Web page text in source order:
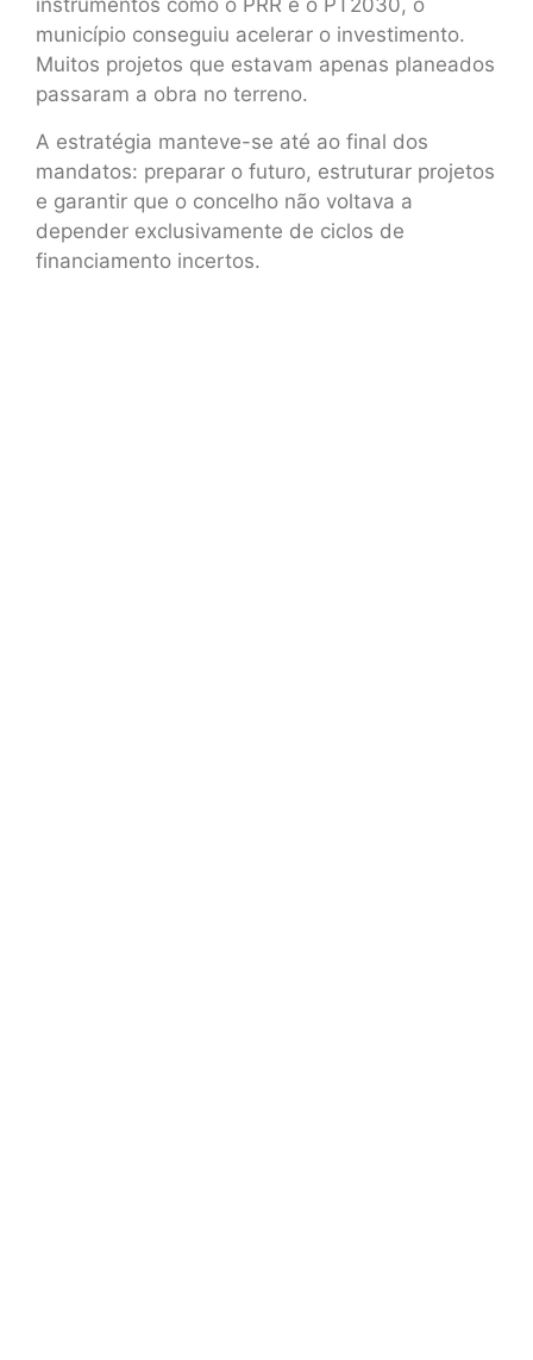
instrumentos como o PRR e o PT2030, o
município conseguiu acelerar o investimento.
Muitos projetos que estavam apenas planeados
passaram a obra no terreno.
A estratégia manteve-se até ao final dos
mandatos: preparar o futuro, estruturar projetos
e garantir que o concelho não voltava a
depender exclusivamente de ciclos de
financiamento incertos.